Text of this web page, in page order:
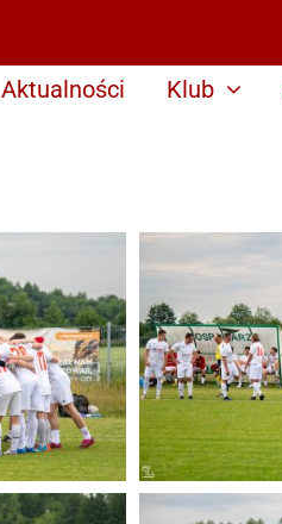
Aktualności Klub